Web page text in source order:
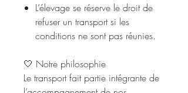
L’élevage se réserve le droit de
refuser un transport si les
conditions ne sont pas réunies.
🤍 Notre philosophie
Le transport fait partie intégrante de